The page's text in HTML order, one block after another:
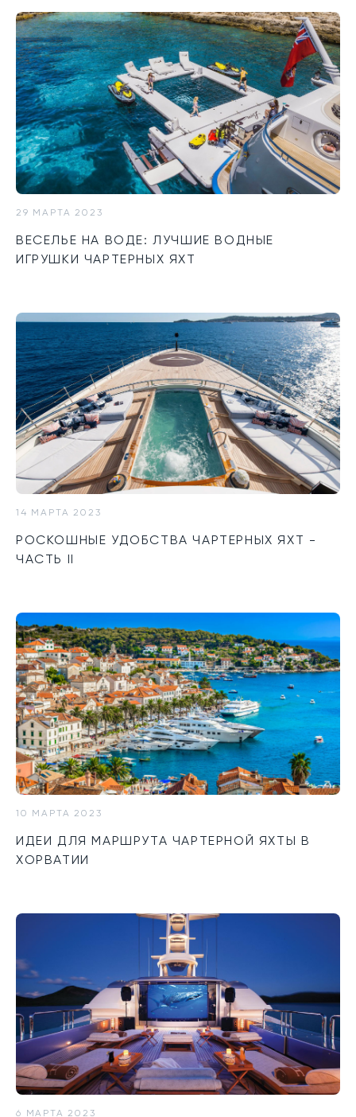
29 МАРТА 2023
ВЕСЕЛЬЕ НА ВОДЕ: ЛУЧШИЕ ВОДНЫЕ
ИГРУШКИ ЧАРТЕРНЫХ ЯХТ
14 МАРТА 2023
РОСКОШНЫЕ УДОБСТВА ЧАРТЕРНЫХ ЯХТ -
ЧАСТЬ II
10 МАРТА 2023
ИДЕИ ДЛЯ МАРШРУТА ЧАРТЕРНОЙ ЯХТЫ В
ХОРВАТИИ
6 МАРТА 2023